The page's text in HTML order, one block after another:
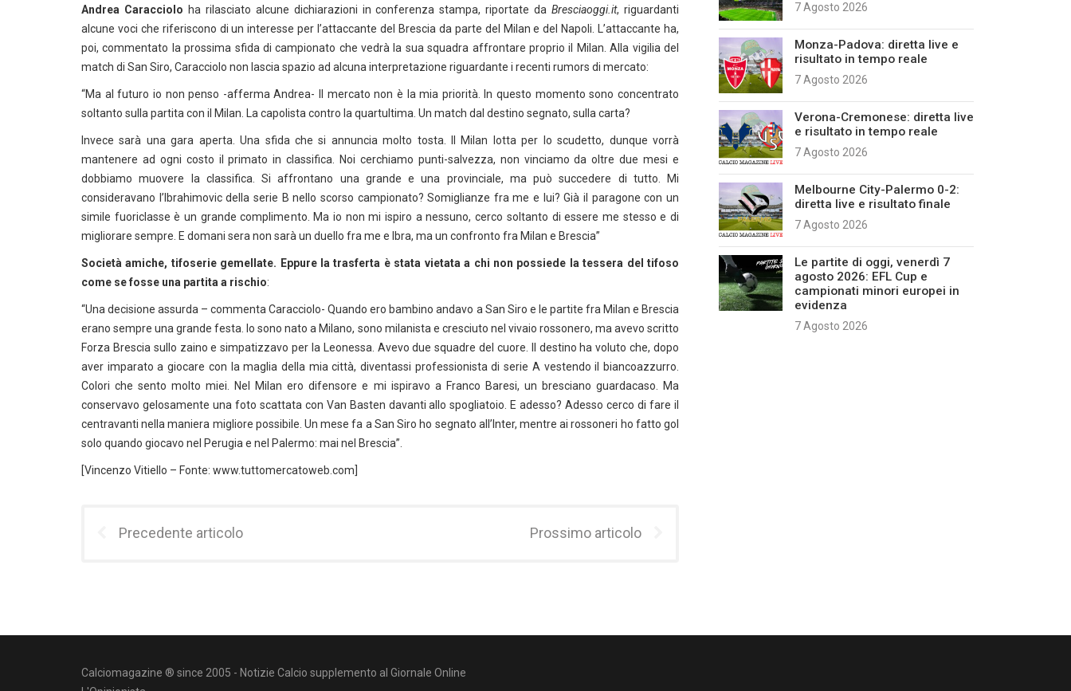
Andrea Caracciolo ha rilasciato alcune dichiarazioni in conferenza stampa, riportate daBresciaoggi.it, riguardanti
alcune voci che riferiscono di un interesse per l’attaccante del Brescia da parte del Milan e del Napoli. L’attaccante ha,
poi, commentato la prossima sfida di campionato che vedrà la sua squadra affrontare proprio il Milan. Alla vigilia del
match di San Siro, Caracciolo non lascia spazio ad alcuna interpretazione riguardante i recenti rumors di mercato:
“Ma al futuro io non penso -afferma Andrea- Il mercato non è la mia priorità. In questo momento sono concentrato
soltanto sulla partita con il Milan. La capolista contro la quartultima. Un match dal destino segnato, sulla carta?
Invece sarà una gara aperta. Una sfida che si annuncia molto tosta. Il Milan lotta per lo scudetto, dunque vorrà
mantenere ad ogni costo il primato in classifica. Noi cerchiamo punti-salvezza, non vinciamo da oltre due mesi e
dobbiamo muovere la classifica. Si affrontano una grande e una provinciale, ma può succedere di tutto. Mi
consideravano l’Ibrahimovic della serie B nello scorso campionato? Somiglianze fra me e lui? Già il paragone con un
simile fuoriclasse è un grande complimento. Ma io non mi ispiro a nessuno, cerco soltanto di essere me stesso e di
migliorare sempre. E domani sera non sarà un duello fra me e Ibra, ma un confronto fra Milan e Brescia”
Società amiche, tifoserie gemellate. Eppure la trasferta è stata vietata a chi non possiede la tessera del tifoso
come se fosse una partita a rischio:
“Una decisione assurda – commenta Caracciolo- Quando ero bambino andavo a San Siro e le partite fra Milan e Brescia
erano sempre una grande festa. Io sono nato a Milano, sono milanista e cresciuto nel vivaio rossonero, ma avevo scritto
Forza Brescia sullo zaino e simpatizzavo per la Leonessa. Avevo due squadre del cuore. Il destino ha voluto che, dopo
aver imparato a giocare con la maglia della mia città, diventassi professionista di serie A vestendo il biancoazzurro.
Colori che sento molto miei. Nel Milan ero difensore e mi ispiravo a Franco Baresi, un bresciano guardacaso. Ma
conservavo gelosamente una foto scattata con Van Basten davanti allo spogliatoio. E adesso? Adesso cerco di fare il
centravanti nella maniera migliore possibile. Un mese fa a San Siro ho segnato all’Inter, mentre ai rossoneri ho fatto gol
solo quando giocavo nel Perugia e nel Palermo: mai nel Brescia”.
[Vincenzo Vitiello – Fonte: www.tuttomercatoweb.com]
Precedente articolo Prossimo articolo
7 Agosto 2026
Monza-Padova: diretta live e
risultato in tempo reale
7 Agosto 2026
Verona-Cremonese: diretta live
e risultato in tempo reale
7 Agosto 2026
Melbourne City-Palermo 0-2:
diretta live e risultato finale
7 Agosto 2026
Le partite di oggi, venerdì 7
agosto 2026: EFL Cup e
campionati minori europei in
evidenza
7 Agosto 2026
Calciomagazine ® since 2005 - Notizie Calcio supplemento al Giornale Online